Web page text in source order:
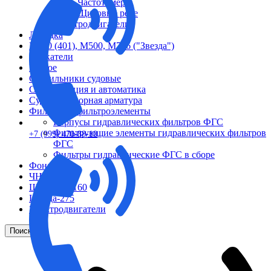
Частотомеры
Щитовые реле
Электродвигатели
Лебедка
М400 (401), М500, М756 ("Звезда")
Пускатели
Разное
Светильники судовые
Сигнализация и автоматика
Судовая запорная арматура
Фильтры и фильтроэлементы
Корпусы гидравлических фильтров ФГС
Фильтрующие элементы гидравлических фильтров
ФГС
Фильтры гидравлические ФГС в сборе
Фонари
ЧН 25/34
Шкода 6S-160
Шкода-275
Электродвигатели
Поиск
+7 (999) 470-88-10